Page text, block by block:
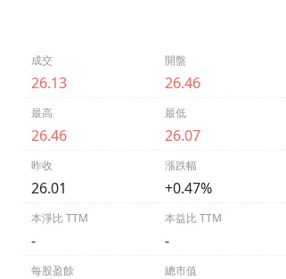
成交
26.13
開盤
26.46
最高
26.46
最低
26.07
昨收
26.01
漲跌幅
+0.47%
本淨比 TTM
-
本益比 TTM
-
每股盈餘 總市值